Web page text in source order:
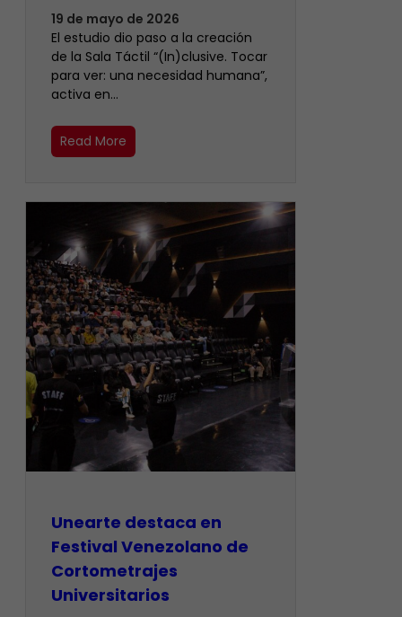
19 de mayo de 2026
El estudio dio paso a la creación
de la Sala Táctil “(In)clusive. Tocar
para ver: una necesidad humana”,
activa en…
Read More
Unearte destaca en
Festival Venezolano de
Cortometrajes
Universitarios